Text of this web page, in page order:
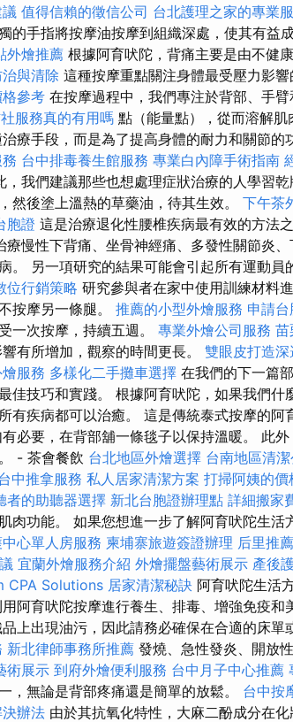
值得信賴的徵信公司 台北護理之家的專業
的手指將按摩油按摩到組織深處，使其有益
外燴推薦 根據阿育吠陀，背痛主要是由不健
與清除 這種按摩重點關注身體最受壓力影
參考 在按摩過程中，我們專注於背部、手臂
服務真的有用嗎 點（能量點），從而溶解
療手段，而是為了提高身體的耐力和關節的
台中排毒養生館服務 專業白內障手術指南
，我們建議那些也想處理症狀治療的人學習乾
然後塗上溫熱的草藥油，待其生效。 下午茶
胞證 這是治療退化性腰椎疾病最有效的方法
療慢性下背痛、坐骨神經痛、多發性關節炎
。 另一項研究的結果可能會引起所有運動員
位行銷策略 研究參與者在家中使用訓練材料
按摩另一條腿。 推薦的小型外燴服務 申請
一次按摩，持續五週。 專業外燴公司服務 苗
有所增加，觀察的時間更長。 雙眼皮打造深
服務 多樣化二手攤車選擇 在我們的下一篇
佳技巧和實踐。 根據阿育吠陀，如果我們什
有疾病都可以治癒。 這是傳統泰式按摩的阿
必要，在背部舖一條毯子以保持溫暖。 此
- 茶會餐飲 台北地區外燴選擇 台南地區清
中推拿服務 私人居家清潔方案 打掃阿姨的價
者的助聽器選擇 新北台胞證辦理點 詳細搬家
肉功能。 如果您想進一步了解阿育吠陀生活
心單人房服務 柬埔寨旅遊簽證辦理 后里推
宜蘭外燴服務介紹 外燴擺盤藝術展示 產後
CPA Solutions 居家清潔秘訣 阿育吠陀生活
阿育吠陀按摩進行養生、排毒、增強免疫
上出現油污，因此請務必確保在合適的床單
新北律師事務所推薦 發燒、急性發炎、開放
術展示 到府外燴便利服務 台中月子中心推薦
，無論是背部疼痛還是簡單的放鬆。 台中按
辦法 由於其抗氧化特性，大麻二酚成分在